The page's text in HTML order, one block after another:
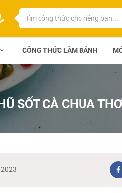
CÔNG THỨC LÀM BÁNH
SỐT CÀ CHUA